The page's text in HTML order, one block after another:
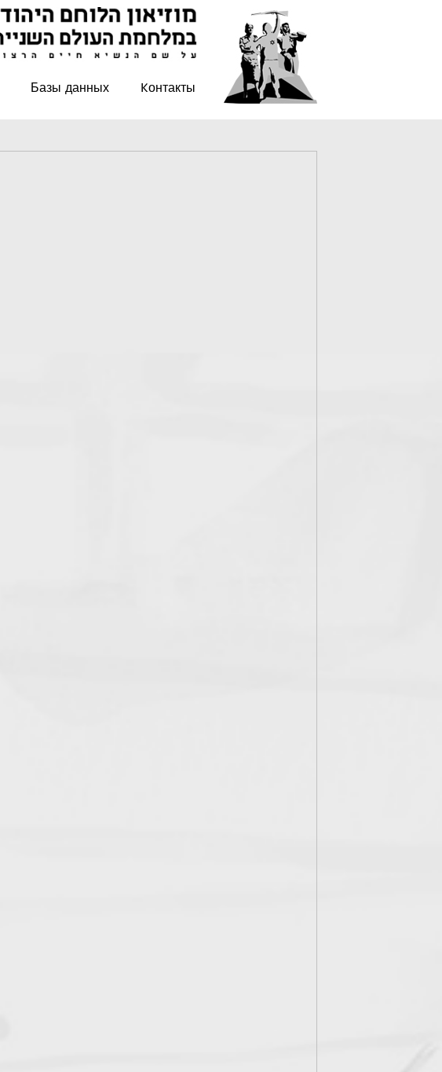
Базы данных Kонтакты